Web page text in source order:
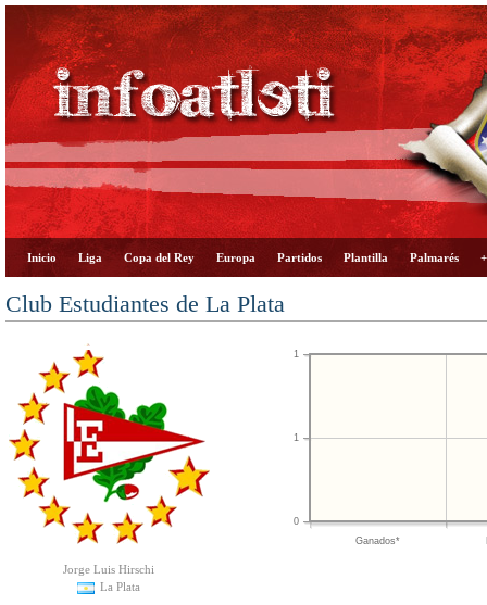
Inicio Liga Copa del Rey Europa Partidos Plantilla Palmarés
Club Estudiantes de La Plata
Jorge Luis Hirschi
La Plata
Ganados*
0
1
1